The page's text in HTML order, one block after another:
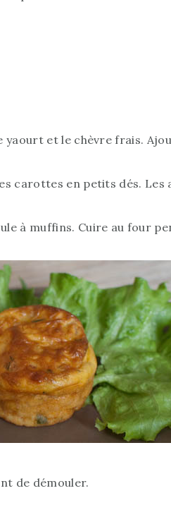
yaourt et le chèvre frais.
carottes en petits dés. Les
à muffins. Cuire au four
de démouler.